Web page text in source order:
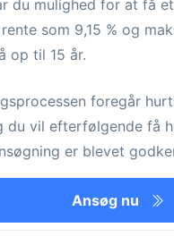
du mulighed for at få
som 9,15 % og
op til 15 år.
foregår
du vil efterfølgende få
er blevet
Ansøg nu